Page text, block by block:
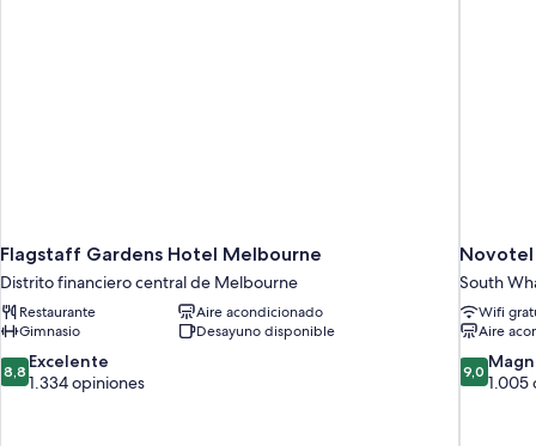
Flagstaff Gardens Hotel Melbourne
Distrito financiero central de Melbourne
Restaurante
Aire acondicionado
Gimnasio
Desayuno disponible
8.8
de
8,8 Excelente
1.334 opiniones
South
Wifi
Aire
9.0
de
9,0
1.005